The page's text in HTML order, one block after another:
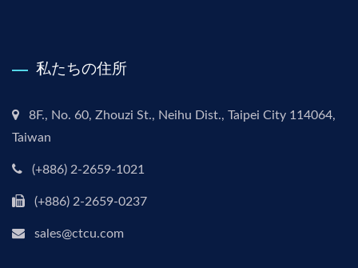
私たちの住所
8F., No. 60, Zhouzi St., Neihu Dist., Taipei City 114064,
Taiwan
(+886) 2-2659-1021
(+886) 2-2659-0237
sales@ctcu.com